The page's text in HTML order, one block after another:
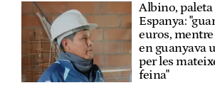
Albino,
Espanya:
euros,
en guanyava
per les
feina"